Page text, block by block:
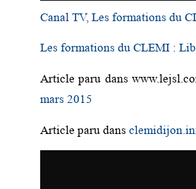
Canal TV, Les formations du
Les formations du CLEMI :
Article paru dans
mars 2015
Article paru dans